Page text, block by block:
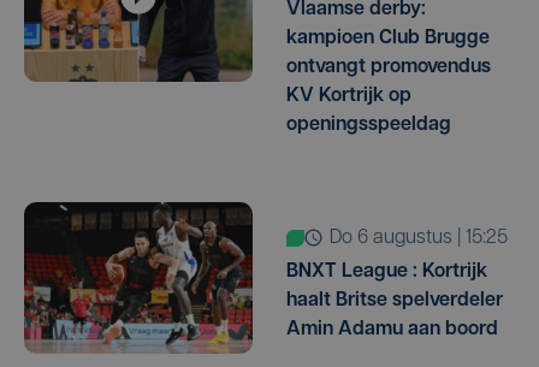
Vlaamse derby:
kampioen Club Brugge
ontvangt promovendus
KV Kortrijk op
openingsspeeldag
do 6 augustus | 15:25
BNXT League : Kortrijk
haalt Britse spelverdeler
Amin Adamu aan boord